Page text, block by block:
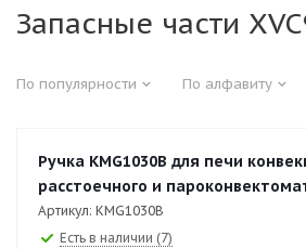
Запасные части
По популярности По алфавиту
Ручка KMG1030B для печи
расстоечного и
Артикул: KMG1030B
Есть в наличии (7)